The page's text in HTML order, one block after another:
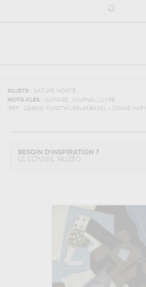
SUJETS : NATURE MORTE
MOTS-CLÉS : GUITARE, JOURNAL, LIVRE
(REF : 284818) KUNSTMUSEUM BASEL - JONAS
BESOIN D'INSPIRATION ?
LE CONSEIL MUZÉO